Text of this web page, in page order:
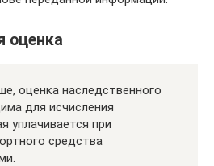
оценка
оценка наследственного
для исчисления
уплачивается при
средства